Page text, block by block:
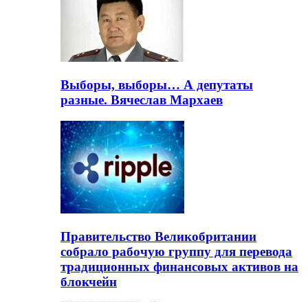
Выборы, выборы… А депутаты
разные. Вячеслав Мархаев
Правительство Великобритании
собрало рабочую группу для перевода
традиционных финансовых активов на
блокчейн